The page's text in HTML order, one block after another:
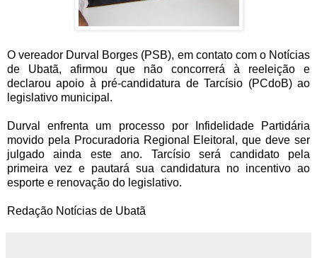
O vereador Durval Borges (PSB), em contato com o Notícias
de Ubatã, afirmou que não concorrerá à reeleição e
declarou apoio à pré-candidatura de Tarcísio (PCdoB) ao
legislativo municipal.
Durval enfrenta um processo por Infidelidade Partidária
movido pela Procuradoria Regional Eleitoral, que deve ser
julgado ainda este ano. Tarcísio será candidato pela
primeira vez e pautará sua candidatura no incentivo ao
esporte e renovação do legislativo.
Redação Notícias de Ubatã